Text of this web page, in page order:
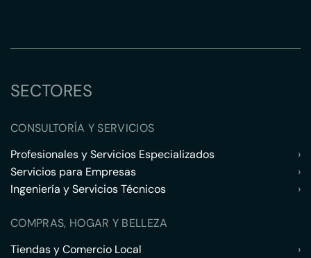
SECTORES
CONSULTORÍA Y SERVICIOS
Profesionales y Servicios Especializados
›
Servicios para Empresas
›
Ingeniería y Servicios Técnicos
›
COMPRAS, HOGAR Y BELLEZA
Tiendas y Comercio Local
›